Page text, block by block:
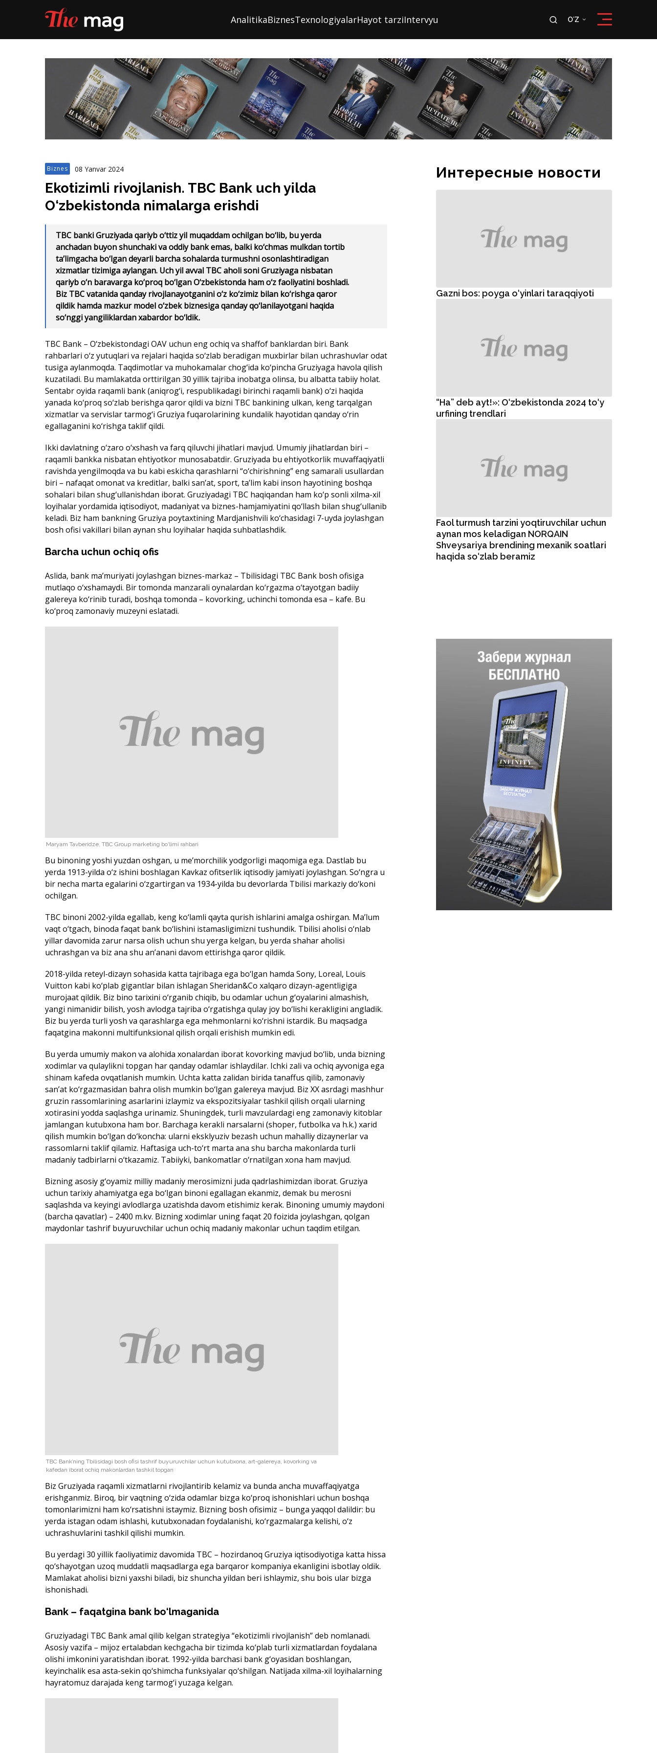
AnalitikaBiznesTexnologiyalarHayot tarziIntervyu OʻZ
Biznes 08 Yanvar 2024
Ekotizimli rivojlanish. TBC Bank uch yilda
O‘zbekistonda nimalarga erishdi
TBC banki Gruziyada qariyb o‘ttiz yil muqaddam ochilgan bo‘lib, bu yerda
anchadan buyon shunchaki va oddiy bank emas, balki ko‘chmas mulkdan tortib
ta’limgacha bo‘lgan deyarli barcha sohalarda turmushni osonlashtiradigan
xizmatlar tizimiga aylangan. Uch yil avval TBC aholi soni Gruziyaga nisbatan
qariyb o‘n baravarga ko‘proq bo‘lgan O‘zbekistonda ham o‘z faoliyatini boshladi.
Biz TBC vatanida qanday rivojlanayotganini o‘z ko‘zimiz bilan ko‘rishga qaror
qildik hamda mazkur model o‘zbek biznesiga qanday qo‘lanilayotgani haqida
so‘nggi yangiliklardan xabardor bo‘ldik.
TBC Bank – O‘zbekistondagi OAV uchun eng ochiq va shaffof banklardan biri. Bank
rahbarlari o‘z yutuqlari va rejalari haqida so‘zlab beradigan muxbirlar bilan uchrashuvlar odat
tusiga aylanmoqda. Taqdimotlar va muhokamalar chog‘ida ko‘pincha Gruziyaga havola qilish
kuzatiladi. Bu mamlakatda orttirilgan 30 yillik tajriba inobatga olinsa, bu albatta tabiiy holat.
Sentabr oyida raqamli bank (aniqrog‘i, respublikadagi birinchi raqamli bank) o‘zi haqida
yanada ko‘proq so‘zlab berishga qaror qildi va bizni TBC bankining ulkan, keng tarqalgan
xizmatlar va servislar tarmog‘i Gruziya fuqarolarining kundalik hayotidan qanday o‘rin
egallaganini ko‘rishga taklif qildi.
Ikki davlatning o‘zaro o‘xshash va farq qiluvchi jihatlari mavjud. Umumiy jihatlardan biri –
raqamli bankka nisbatan ehtiyotkor munosabatdir. Gruziyada bu ehtiyotkorlik muvaffaqiyatli
ravishda yengilmoqda va bu kabi eskicha qarashlarni “o‘chirishning” eng samarali usullardan
biri – nafaqat omonat va kreditlar, balki san’at, sport, ta’lim kabi inson hayotining boshqa
sohalari bilan shug‘ullanishdan iborat. Gruziyadagi TBC haqiqandan ham ko‘p sonli xilma-xil
loyihalar yordamida iqtisodiyot, madaniyat va biznes-hamjamiyatini qo‘llash bilan shug‘ullanib
keladi. Biz ham bankning Gruziya poytaxtining Mardjanishvili ko‘chasidagi 7-uyda joylashgan
bosh ofisi vakillari bilan aynan shu loyihalar haqida suhbatlashdik.
Barcha uchun ochiq ofis
Aslida, bank ma’muriyati joylashgan biznes-markaz – Tbilisidagi TBC Bank bosh ofisiga
mutlaqo o‘xshamaydi. Bir tomonda manzarali oynalardan ko‘rgazma o‘tayotgan badiiy
galereya ko‘rinib turadi, boshqa tomonda – kovorking, uchinchi tomonda esa – kafe. Bu
ko‘proq zamonaviy muzeyni eslatadi.
Maryam Tavberidze, TBC Group marketing bo‘limi rahbari
Bu binoning yoshi yuzdan oshgan, u me’morchilik yodgorligi maqomiga ega. Dastlab bu
yerda 1913-yilda o‘z ishini boshlagan Kavkaz ofitserlik iqtisodiy jamiyati joylashgan. So‘ngra u
bir necha marta egalarini o‘zgartirgan va 1934-yilda bu devorlarda Tbilisi markaziy do‘koni
ochilgan.
TBC binoni 2002-yilda egallab, keng ko‘lamli qayta qurish ishlarini amalga oshirgan. Ma’lum
vaqt o‘tgach, binoda faqat bank bo‘lishini istamasligimizni tushundik. Tbilisi aholisi o‘nlab
yillar davomida zarur narsa olish uchun shu yerga kelgan, bu yerda shahar aholisi
uchrashgan va biz ana shu an’anani davom ettirishga qaror qildik.
2018-yilda reteyl-dizayn sohasida katta tajribaga ega bo‘lgan hamda Sony, Loreal, Louis
Vuitton kabi ko‘plab gigantlar bilan ishlagan Sheridan&Co xalqaro dizayn-agentligiga
murojaat qildik. Biz bino tarixini o‘rganib chiqib, bu odamlar uchun g‘oyalarini almashish,
yangi nimanidir bilish, yosh avlodga tajriba o‘rgatishga qulay joy bo‘lishi kerakligini angladik.
Biz bu yerda turli yosh va qarashlarga ega mehmonlarni ko‘rishni istardik. Bu maqsadga
faqatgina makonni multifunksional qilish orqali erishish mumkin edi.
Bu yerda umumiy makon va alohida xonalardan iborat kovorking mavjud bo‘lib, unda bizning
xodimlar va qulaylikni topgan har qanday odamlar ishlaydilar. Ichki zali va ochiq ayvoniga ega
shinam kafeda ovqatlanish mumkin. Uchta katta zalidan birida tanaffus qilib, zamonaviy
san’at ko‘rgazmasidan bahra olish mumkin bo‘lgan galereya mavjud. Biz XX asrdagi mashhur
gruzin rassomlarining asarlarini izlaymiz va ekspozitsiyalar tashkil qilish orqali ularning
xotirasini yodda saqlashga urinamiz. Shuningdek, turli mavzulardagi eng zamonaviy kitoblar
jamlangan kutubxona ham bor. Barchaga kerakli narsalarni (shoper, futbolka va h.k.) xarid
qilish mumkin bo‘lgan do‘koncha: ularni eksklyuziv bezash uchun mahalliy dizaynerlar va
rassomlarni taklif qilamiz. Haftasiga uch-to‘rt marta ana shu barcha makonlarda turli
madaniy tadbirlarni o‘tkazamiz. Tabiiyki, bankomatlar o‘rnatilgan xona ham mavjud.
Bizning asosiy g‘oyamiz milliy madaniy merosimizni juda qadrlashimizdan iborat. Gruziya
uchun tarixiy ahamiyatga ega bo‘lgan binoni egallagan ekanmiz, demak bu merosni
saqlashda va keyingi avlodlarga uzatishda davom etishimiz kerak. Binoning umumiy maydoni
(barcha qavatlar) – 2400 m.kv. Bizning xodimlar uning faqat 20 foizida joylashgan, qolgan
maydonlar tashrif buyuruvchilar uchun ochiq madaniy makonlar uchun taqdim etilgan.
TBC Bank’ning Tbilisidagi bosh ofisi tashrif buyuruvchilar uchun kutubxona, art-galereya, kovorking va
kafedan iborat ochiq makonlardan tashkil topgan
Biz Gruziyada raqamli xizmatlarni rivojlantirib kelamiz va bunda ancha muvaffaqiyatga
erishganmiz. Biroq, bir vaqtning o‘zida odamlar bizga ko‘proq ishonishlari uchun boshqa
tomonlarimizni ham ko‘rsatishni istaymiz. Bizning bosh ofisimiz – bunga yaqqol dalildir: bu
yerda istagan odam ishlashi, kutubxonadan foydalanishi, ko‘rgazmalarga kelishi, o‘z
uchrashuvlarini tashkil qilishi mumkin.
Bu yerdagi 30 yillik faoliyatimiz davomida TBC – hozirdanoq Gruziya iqtisodiyotiga katta hissa
qo‘shayotgan uzoq muddatli maqsadlarga ega barqaror kompaniya ekanligini isbotlay oldik.
Mamlakat aholisi bizni yaxshi biladi, biz shuncha yildan beri ishlaymiz, shu bois ular bizga
ishonishadi.
Bank – faqatgina bank bo‘lmaganida
Gruziyadagi TBC Bank amal qilib kelgan strategiya “ekotizimli rivojlanish” deb nomlanadi.
Asosiy vazifa – mijoz ertalabdan kechgacha bir tizimda ko‘plab turli xizmatlardan foydalana
olishi imkonini yaratishdan iborat. 1992-yilda barchasi bank g‘oyasidan boshlangan,
keyinchalik esa asta-sekin qo‘shimcha funksiyalar qo‘shilgan. Natijada xilma-xil loyihalarning
hayratomuz darajada keng tarmog‘i yuzaga kelgan.
Интересные новости
Gazni bos: poyga o‘yinlari taraqqiyoti
“Ha” deb ayt!»: O‘zbekistonda 2024 to‘y
urfining trendlari
Faol turmush tarzini yoqtiruvchilar uchun
aynan mos keladigan NORQAIN
Shveysariya brendining mexanik soatlari
haqida so‘zlab beramiz